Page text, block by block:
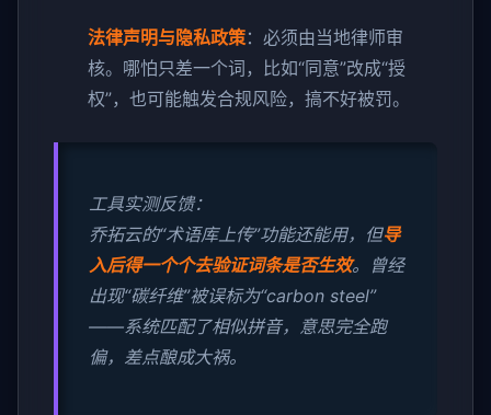
法律声明与隐私政策：必须由当地律师审
核。哪怕只差一个词，比如“同意”改成“授
权”，也可能触发合规风险，搞不好被罚。
工具实测反馈：
乔拓云的“术语库上传”功能还能用，但导
入后得一个个去验证词条是否生效。曾经
出现“碳纤维”被误标为“carbon steel”
——系统匹配了相似拼音，意思完全跑
偏，差点酿成大祸。